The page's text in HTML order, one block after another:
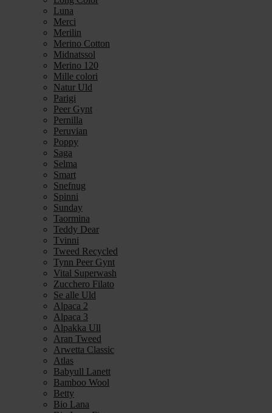
Luna
Merci
Merilin
Merino Cotton
Midnatssol
Merino 120
Mille colori
Natur Uld
Parigi
Peer Gynt
Pernilla
Peruvian
Poppy
Saga
Selma
Smart
Snefnug
Spinni
Sunday
Taormina
Teddy Dear
Tvinni
Tweed Recycled
Tynn Peer Gynt
Vital Superwash
Zucchero Filato
Se alle Uld
Alpaca 2
Alpaca 3
Alpakka Ull
Aran Tweed
Arwetta Classic
Atlas
Babyull Lanett
Bamboo Wool
Betty
Bio Lana